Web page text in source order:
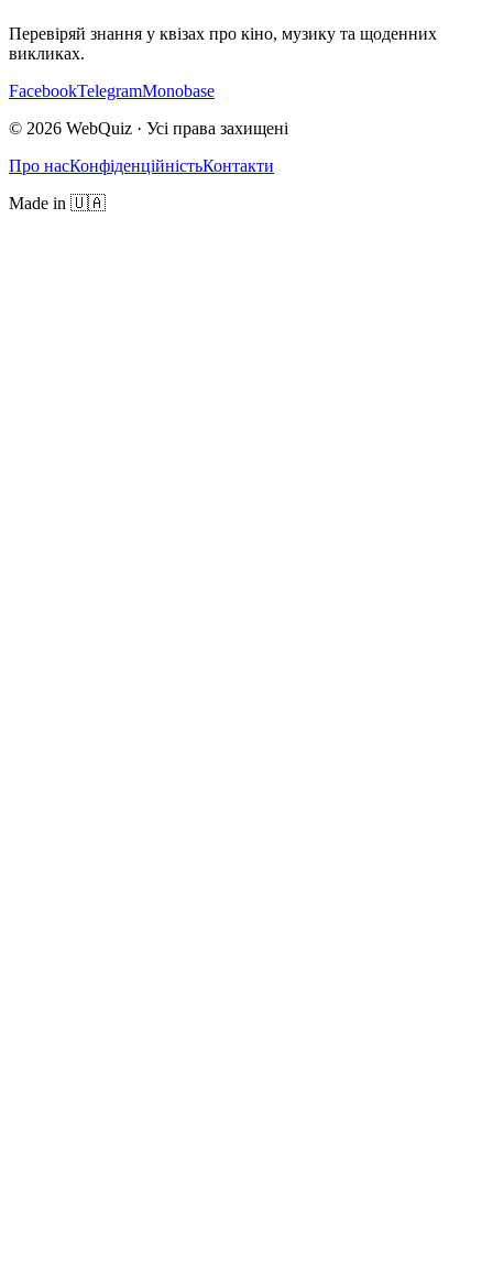
Перевіряй знання у квізах про кіно, музику та щоденних
викликах.
FacebookTelegramMonobase
© 2026 WebQuiz · Усі права захищені
Про насКонфіденційністьКонтакти
Made in 🇺🇦